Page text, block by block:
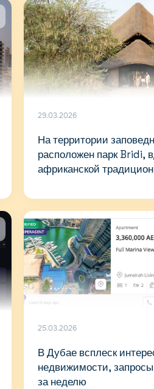
29.03.2026
На территории
расположен парк Bridi,
африканской
25.03.2026
В Дубае всплеск
недвижимости,
за неделю